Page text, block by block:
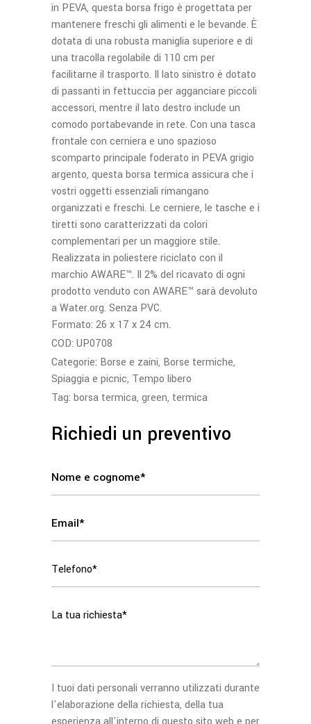
in PEVA, questa borsa frigo è progettata per
mantenere freschi gli alimenti e le bevande. È
dotata di una robusta maniglia superiore e di
una tracolla regolabile di 110 cm per
facilitarne il trasporto. Il lato sinistro è dotato
di passanti in fettuccia per agganciare piccoli
accessori, mentre il lato destro include un
comodo portabevande in rete. Con una tasca
frontale con cerniera e uno spazioso
scomparto principale foderato in PEVA grigio
argento, questa borsa termica assicura che i
vostri oggetti essenziali rimangano
organizzati e freschi. Le cerniere, le tasche e i
tiretti sono caratterizzati da colori
complementari per un maggiore stile.
Realizzata in poliestere riciclato con il
marchio AWARE™. Il 2% del ricavato di ogni
prodotto venduto con AWARE™ sarà devoluto
a Water.org. Senza PVC.
Formato: 26 x 17 x 24 cm.
COD: UP0708
Categorie: Borse e zaini, Borse termiche,
Spiaggia e picnic, Tempo libero
Tag: borsa termica, green, termica
Richiedi un preventivo
I tuoi dati personali verranno utilizzati durante
l'elaborazione della richiesta, della tua